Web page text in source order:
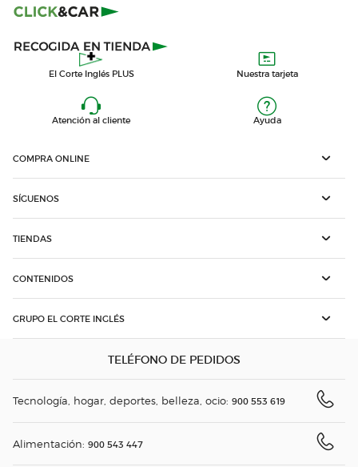
El Corte Inglés PLUS Nuestra tarjeta
Atención al cliente Ayuda
COMPRA ONLINE
SÍGUENOS
TIENDAS
CONTENIDOS
GRUPO EL CORTE INGLÉS
TELÉFONO DE PEDIDOS
Tecnología, hogar, deportes, belleza, ocio: 900 553 619
Alimentación: 900 543 447